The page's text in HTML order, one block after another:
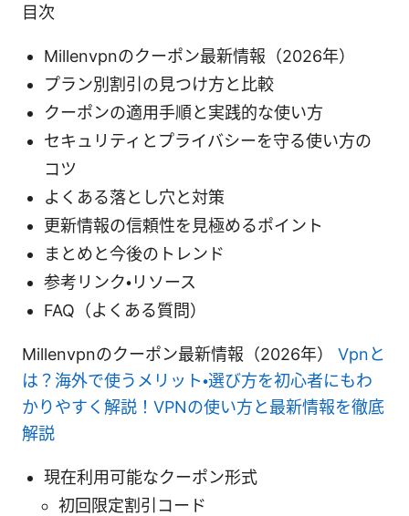
目次
Millenvpnのクーポン最新情報（2026年）
プラン別割引の見つけ方と比較
クーポンの適用手順と実践的な使い方
セキュリティとプライバシーを守る使い方の
コツ
よくある落とし穴と対策
更新情報の信頼性を見極めるポイント
まとめと今後のトレンド
参考リンク・リソース
FAQ（よくある質問）
Millenvpnのクーポン最新情報（2026年） Vpnと
は？海外で使うメリット・選び方を初心者にもわ
かりやすく解説！VPNの使い方と最新情報を徹底
解説
現在利用可能なクーポン形式
初回限定割引コード